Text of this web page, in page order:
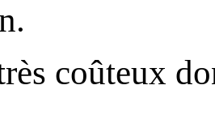
coûteux